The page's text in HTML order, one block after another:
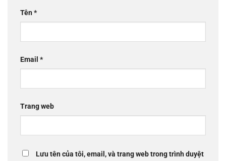
Tên*
Email *
Trang web
Lưu tên của tôi, email, và trang web trong trình duyệt